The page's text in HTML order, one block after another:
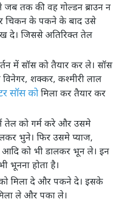
चिकन के पकने के बाद उसे
दे। जिससे अतिरिक्त तेल
शक्कर, कश्मीरी लाल
सॉस को मिला कर तैयार कर
भुने। फिर उसमे प्याज,
आदि को भी डालकर भून ले। इन
भूनना होता है।
ले और पका ले।